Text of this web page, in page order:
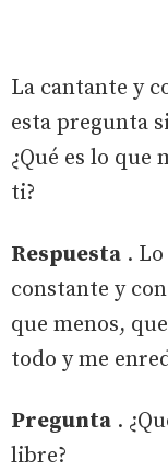
La cantante y
esta pregunta
¿Qué es lo que
ti?
Respuesta .
constante y
que menos,
todo y me
Pregunta .
libre?